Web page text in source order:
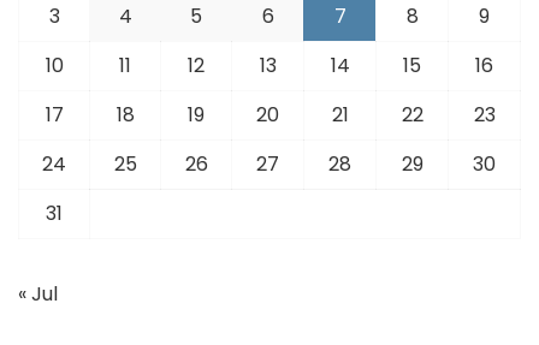
3
4 5 6 7 8
9
10
11 12 13 14 15
16
17
18 19 20 21 22
23
24
25 26 27 28 29
30
31
« Jul